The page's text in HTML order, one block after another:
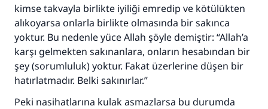
kimse takvayla birlikte iyiliği emredip ve kötülükten
alıkoyarsa onlarla birlikte olmasında bir sakınca
yoktur. Bu nedenle yüce Allah şöyle demiştir: “Allah’a
karşı gelmekten sakınanlara, onların hesabından bir
şey (sorumluluk) yoktur. Fakat üzerlerine düşen bir
hatırlatmadır. Belki sakınırlar.”
Peki nasihatlarına kulak asmazlarsa bu durumda